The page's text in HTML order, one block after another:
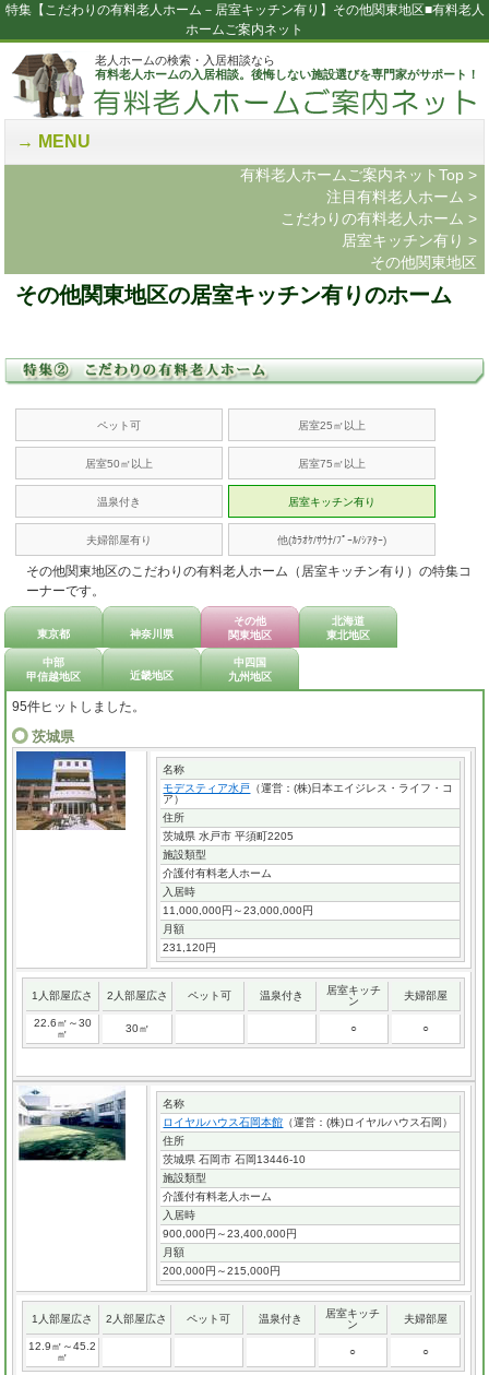
特集【こだわりの有料老人ホーム－居室キッチン有り】その他関東地区■有料老人
ホームご案内ネット
老人ホームの検索・入居相談なら
有料老人ホームの入居相談。後悔しない施設選びを専門家がサポート！
MENU
有料老人ホームご案内ネットTop >
注目有料老人ホーム >
こだわりの有料老人ホーム >
居室キッチン有り >
その他関東地区
その他関東地区の居室キッチン有りのホーム
ペット可 居室25㎡以上
居室50㎡以上 居室75㎡以上
温泉付き 居室キッチン有り
夫婦部屋有り 他(ｶﾗｵｹ/ｻｳﾅ/ﾌﾟｰﾙ/ｼｱﾀｰ)
その他関東地区のこだわりの有料老人ホーム（居室キッチン有り）の特集コ
ーナーです。
東京都 神奈川県
その他
関東地区
北海道
東北地区
中部
甲信越地区
近畿地区
中四国
九州地区
95件ヒットしました。
茨城県
名称
モデスティア水戸 （運営：(株)日本エイジレス・ライフ・コ
ア）
住所
茨城県 水戸市 平須町2205
施設類型
介護付有料老人ホーム
入居時
11,000,000円～23,000,000円
月額
231,120円
1人部屋広さ 2人部屋広さ ペット可 温泉付き
居室キッチ
ン
夫婦部屋
22.6㎡～30
㎡
30㎡ ○ ○
名称
ロイヤルハウス石岡本館 （運営：(株)ロイヤルハウス石岡）
住所
茨城県 石岡市 石岡13446-10
施設類型
介護付有料老人ホーム
入居時
900,000円～23,400,000円
月額
200,000円～215,000円
1人部屋広さ 2人部屋広さ ペット可 温泉付き
居室キッチ
ン
夫婦部屋
12.9㎡～45.2
㎡
○ ○